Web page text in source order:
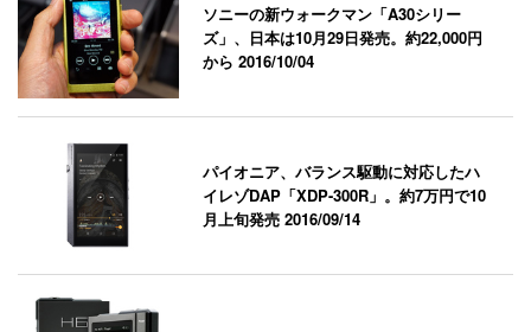
ソニーの新ウォークマン「A30シリー
ズ」、日本は10月29日発売。約22,000円
から2016/10/04
パイオニア、バランス駆動に対応したハ
イレゾDAP「XDP-300R」。約7万円で10
月上旬発売2016/09/14